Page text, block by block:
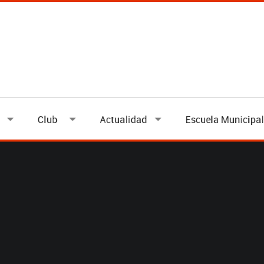
Club Actualidad Escuela Municipal